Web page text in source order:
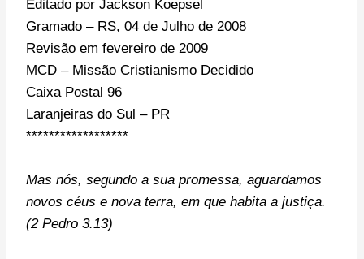
Editado por Jackson Koepsel
Gramado – RS, 04 de Julho de 2008
Revisão em fevereiro de 2009
MCD – Missão Cristianismo Decidido
Caixa Postal 96
Laranjeiras do Sul – PR
******************
Mas nós, segundo a sua promessa, aguardamos
novos céus e nova terra, em que habita a justiça.
(2 Pedro 3.13)